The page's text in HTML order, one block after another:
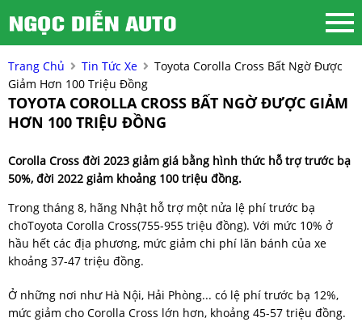
Trang Chủ Tin Tức Xe
Toyota Corolla Cross Bất Ngờ Được
Giảm Hơn 100 Triệu Đồng
TOYOTA COROLLA CROSS BẤT NGỜ ĐƯỢC GIẢM
HƠN 100 TRIỆU ĐỒNG
Corolla Cross đời 2023 giảm giá bằng hình thức hỗ trợ trước bạ
50%, đời 2022 giảm khoảng 100 triệu đồng.
Trong tháng 8, hãng Nhật hỗ trợ một nửa lệ phí trước bạ
choToyota Corolla Cross(755-955 triệu đồng). Với mức 10% ở
hầu hết các địa phương, mức giảm chi phí lăn bánh của xe
khoảng 37-47 triệu đồng.
Ở những nơi như Hà Nội, Hải Phòng... có lệ phí trước bạ 12%,
mức giảm cho Corolla Cross lớn hơn, khoảng 45-57 triệu đồng.